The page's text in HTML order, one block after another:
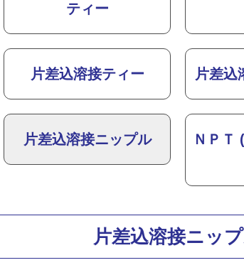
ティー
片差込溶接ティー 片差込
片差込溶接ニップル
ＮＰＴ
片差込溶接ニッ